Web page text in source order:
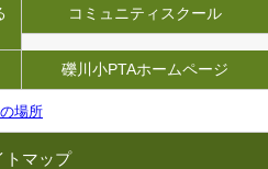
コミュニティスクール
礫川小PTAホームページ
場所
トマップ